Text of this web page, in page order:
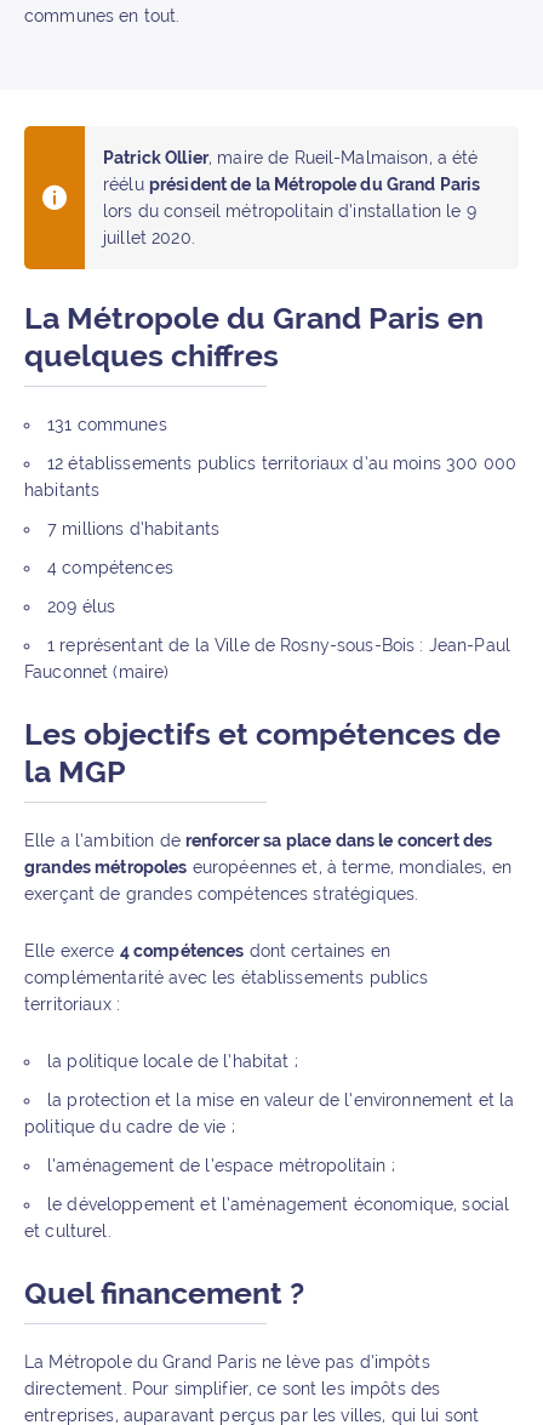
communes en tout.
Patrick Ollier, maire de Rueil-Malmaison, a été
réélu président de la Métropole du Grand Paris
lors du conseil métropolitain d’installation le 9
juillet 2020.
La Métropole du Grand Paris en
quelques chiffres
131 communes
12 établissements publics territoriaux d’au moins 300 000
habitants
7 millions d’habitants
4 compétences
209 élus
1 représentant de la Ville de Rosny-sous-Bois : Jean-Paul
Fauconnet (maire)
Les objectifs et compétences de
la MGP
Elle a l’ambition de renforcer sa place dans le concert des
grandes métropoles européennes et, à terme, mondiales, en
exerçant de grandes compétences stratégiques.
Elle exerce 4 compétences dont certaines en
complémentarité avec les établissements publics
territoriaux :
la politique locale de l’habitat ;
la protection et la mise en valeur de l’environnement et la
politique du cadre de vie ;
l’aménagement de l’espace métropolitain ;
le développement et l’aménagement économique, social
et culturel.
Quel financement ?
La Métropole du Grand Paris ne lève pas d’impôts
directement. Pour simplifier, ce sont les impôts des
entreprises, auparavant perçus par les villes, qui lui sont